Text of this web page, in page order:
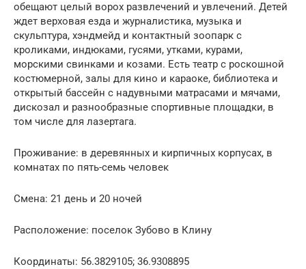
обещают целый ворох развлечений и увлечений. Детей
ждет верховая езда и журналистика, музыка и
скульптура, хэндмейд и контактный зоопарк с
кроликами, индюками, гусями, утками, курами,
морскими свинками и козами. Есть театр с роскошной
костюмерной, залы для кино и караоке, библиотека и
открытый бассейн с надувными матрасами и мячами,
дискозал и разнообразные спортивные площадки, в
том числе для лазертага.
Проживание: в деревянных и кирпичных корпусах, в
комнатах по пять-семь человек
Смена: 21 день и 20 ночей
Расположение: поселок Зубово в Клину
Координаты: 56.3829105; 36.9308895